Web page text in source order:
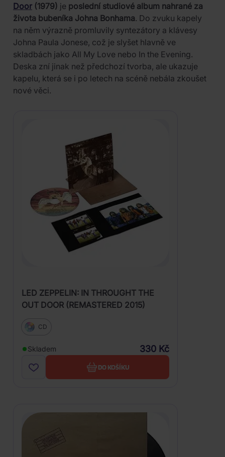
Door (1979) je poslední studiové album nahrané za
života bubeníka Johna Bonhama. Do zvuku kapely
na něm výrazně promluvily syntezátory a klávesy
Johna Paula Jonese, což je slyšet hlavně ve
skladbách jako All My Love nebo In the Evening.
Deska zní jinak než předchozí tvorba, ale ukazuje
kapelu, která se i po letech na scéně nebála zkoušet
nové věci.
LED ZEPPELIN: IN THROUGHT THE
OUT DOOR (REMASTERED 2015)
CD
Skladem 330 Kč
DO KOŠÍKU